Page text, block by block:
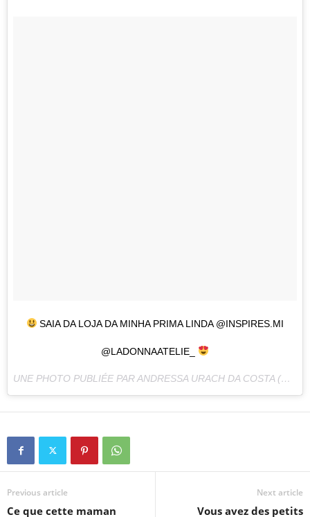
SAIA DA LOJA DA MINHA PRIMA LINDA @INSPIRES.MI
@LADONNAATELIE_
UNE PHOTO PUBLIÉE PAR ANDRESSA URACH DA COSTA (@ANDRESSAURACHOFICIAL) LE
Previous article
Ce que cette maman
Next article
Vous avez des petits